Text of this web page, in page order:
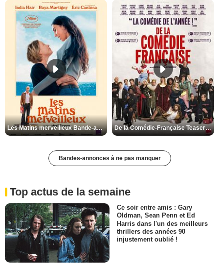
Les Matins merveilleux Bande-annonce VF De la Comédie-Française Teaser VF
Bandes-annonces à ne pas manquer
Top actus de la semaine
Ce soir entre amis : Gary
Oldman, Sean Penn et Ed
Harris dans l'un des meilleurs
thrillers des années 90
injustement oublié !